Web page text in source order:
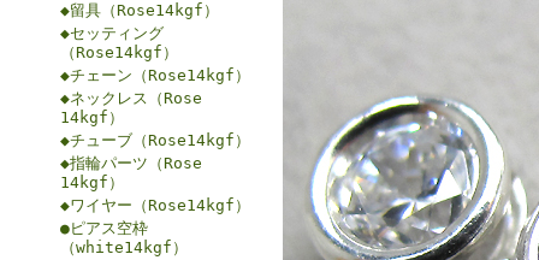
◆留具（Rose14kgf）
◆セッティング
（Rose14kgf）
◆チェーン（Rose14kgf）
◆ネックレス（Rose
14kgf）
◆チューブ（Rose14kgf）
◆指輪パーツ（Rose
14kgf）
◆ワイヤー（Rose14kgf）
●ピアス空枠
（white14kgf）